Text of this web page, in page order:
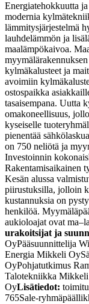
Energiatehokkuutta
modernia
lämmitysjärjestelmä
lauhdelämmön ja
maalämpökaivoa.
kylmäkalusteet ja
avoimiin
ostospaikka
tasaisempana. Uutta
omakoneellisuus,
kyseiselle
pienentää
on 750 neliötä ja
Investoinnin
Rakentamisaikainen
Kesän alussa
piirustuksilla, jolloin
kustannuksia on
henkilöä.
aukioloajat ovat
urakoitsijat ja
OyPääsuunnittelija
Energia Mikkeli Oy
OyPohjatutkimus
Talotekniikka
OyLisätiedot:
765Sale-